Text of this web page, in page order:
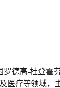
罗德高-杜登
医疗等领域